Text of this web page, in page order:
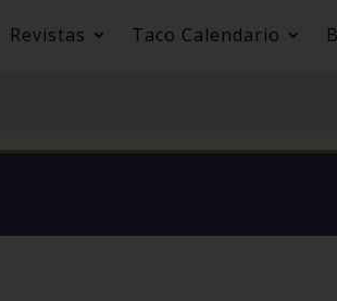
Revistas Taco Calendario